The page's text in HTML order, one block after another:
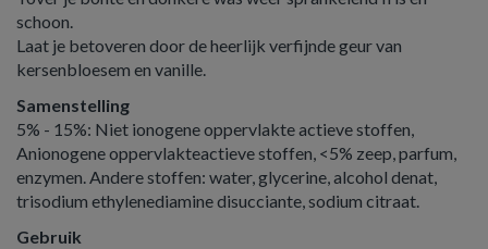
schoon.
Laat je betoveren door de heerlijk verfijnde geur van
kersenbloesem en vanille.
Samenstelling
5% - 15%: Niet ionogene oppervlakte actieve stoffen,
Anionogene oppervlakteactieve stoffen, <5% zeep, parfum,
enzymen. Andere stoffen: water, glycerine, alcohol denat,
trisodium ethylenediamine disucciante, sodium citraat.
Gebruik